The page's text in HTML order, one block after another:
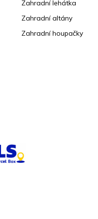
Zahradní lehátka
Zahradní altány
Zahradní houpačky